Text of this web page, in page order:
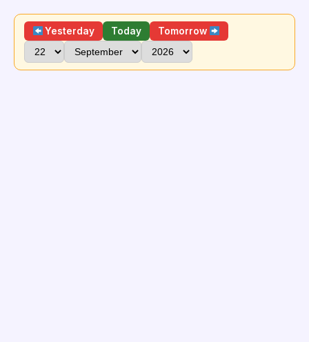
Yesterday Today Tomorrow